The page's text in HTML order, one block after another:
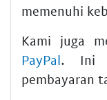
memenuhi
Kami juga
PayPal. Ini
pembayaran